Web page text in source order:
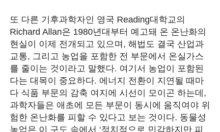
또 다른 기후과학자인 영국 Reading대학교의
Richard Allan은 1980년대부터 예고돼 온 온난화의
현실이 이제 전개되고 있으며, 해법도 결국 산업과
교통, 그리고 농업을 포함한 전 부문에서 온실가스
를 줄이는 것이라고 말했다. 여기서 농업이 포함된
다는 대목이 중요하다. 에너지 전환이 지연될 때마
다 식품 부문의 감축 여지에 시선이 모이곤 하는데,
과학자들은 애초에 모든 부문이 동시에 움직여야 위
험한 온난화를 피할 수 있다고 보는 것이다. 동물성
농업은 이 구도 속에서 ‘정치적으로 민감하지만 피